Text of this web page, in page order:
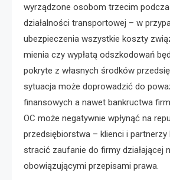
wyrządzone osobom trzecim
działalności transportowej – w
ubezpieczenia wszystkie koszty
mienia czy wypłatą odszkodowań
pokryte z własnych środków
sytuacja może doprowadzić do
finansowych a nawet bankructwa
OC może negatywnie wpłynąć na
przedsiębiorstwa – klienci i
stracić zaufanie do firmy działającej
obowiązującymi przepisami prawa.